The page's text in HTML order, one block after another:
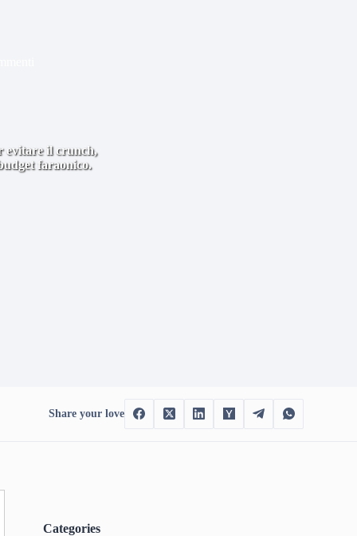
evitare il crunch,
faraonico.
Share your love
Categories